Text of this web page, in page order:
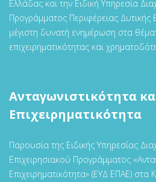
Ελλάδας και την Ειδική Υπηρεσία
Προγράμματος Περιφέρειας Δυτικής
μέγιστη δυνατή ενημέρωση στα
επιχειρηματικότητας και
Ανταγωνιστικότητα
Επιχειρηματικότητα
Παρουσία της Ειδικής Υπηρεσίας
Επιχειρησιακού Προγράμματος
Επιχειρηματικότητα» (ΕΥΔ ΕΠΑΕ) στα